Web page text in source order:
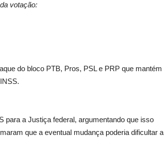
votação:
do bloco PTB, Pros, PSL e PRP que mantém
para a Justiça federal, argumentando que isso
que a eventual mudança poderia dificultar a